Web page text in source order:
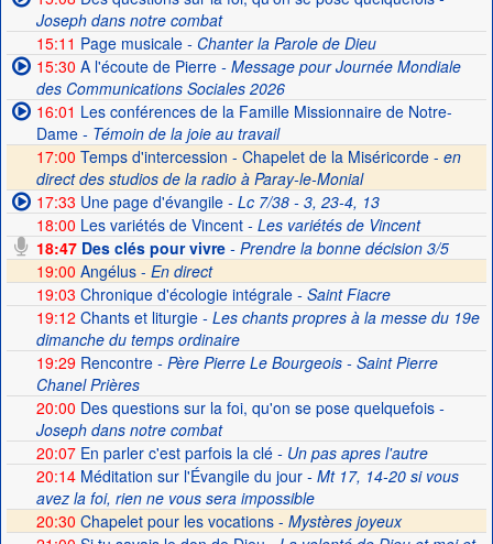
Joseph dans notre combat
15:11 Page musicale- Chanter la Parole de Dieu
15:30 A l'écoute de Pierre- Message pour Journée Mondiale
des Communications Sociales 2026
16:01 Les conférences de la Famille Missionnaire de Notre-
Dame- Témoin de la joie au travail
17:00 Temps d'intercession - Chapelet de la Miséricorde - en
direct des studios de la radio à Paray-le-Monial
17:33 Une page d'évangile- Lc 7/38 - 3, 23-4, 13
18:00 Les variétés de Vincent- Les variétés de Vincent
18:47Des clés pour vivre- Prendre la bonne décision 3/5
19:00 Angélus - En direct
19:03 Chronique d'écologie intégrale- Saint Fiacre
19:12 Chants et liturgie- Les chants propres à la messe du 19e
dimanche du temps ordinaire
19:29Rencontre- Père Pierre Le Bourgeois - Saint Pierre
Chanel Prières
20:00 Des questions sur la foi, qu'on se pose quelquefois-
Joseph dans notre combat
20:07En parler c'est parfois la clé- Un pas apres l'autre
20:14Méditation sur l'Évangile du jour- Mt 17, 14-20 si vous
avez la foi, rien ne vous sera impossible
20:30 Chapelet pour les vocations - Mystères joyeux